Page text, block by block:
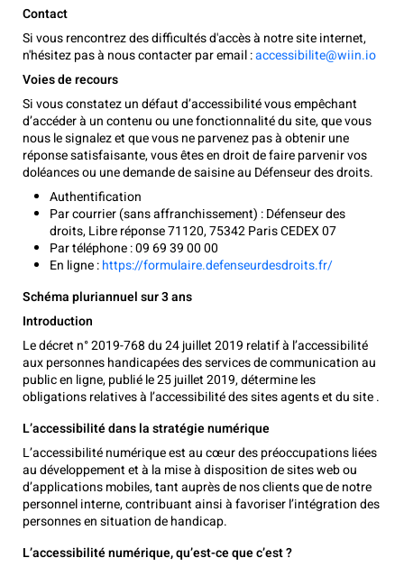
Contact
Si vous rencontrez des difficultés d'accès à notre site internet,
n'hésitez pas à nous contacter par email :accessibilite@wiin.io
Voies de recours
Si vous constatez un défaut d’accessibilité vous empêchant
d’accéder à un contenu ou une fonctionnalité du site, que vous
nous le signalez et que vous ne parvenez pas à obtenir une
réponse satisfaisante, vous êtes en droit de faire parvenir vos
doléances ou une demande de saisine au Défenseur des droits.
Authentification
Par courrier (sans affranchissement) : Défenseur des
droits, Libre réponse 71120, 75342 Paris CEDEX 07
Par téléphone : 09 69 39 00 00
En ligne :https://formulaire.defenseurdesdroits.fr/
Schéma pluriannuel sur 3 ans
Introduction
Le décret n° 2019-768 du 24 juillet 2019 relatif à l’accessibilité
aux personnes handicapées des services de communication au
public en ligne, publié le 25 juillet 2019, détermine les
obligations relatives à l’accessibilité des sites agents et du site .
L’accessibilité dans la stratégie numérique
L’accessibilité numérique est au cœur des préoccupations liées
au développement et à la mise à disposition de sites web ou
d’applications mobiles, tant auprès de nos clients que de notre
personnel interne, contribuant ainsi à favoriser l’intégration des
personnes en situation de handicap.
L’accessibilité numérique, qu’est-ce que c’est ?